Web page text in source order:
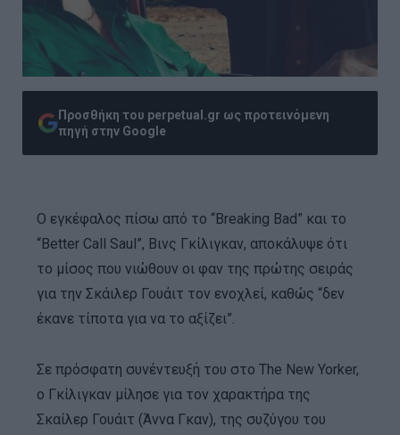
Προσθήκη του perpetual.gr ως προτεινόμενη
πηγή στην Google
Ο εγκέφαλος πίσω από το “Breaking Bad” και το
“Better Call Saul”, Βινς Γκίλιγκαν, αποκάλυψε ότι
το μίσος που νιώθουν οι φαν της πρώτης σειράς
για την Σκάιλερ Γουάιτ τον ενοχλεί, καθώς “δεν
έκανε τίποτα για να το αξίζει”.
Σε πρόσφατη συνέντευξή του στο The New Yorker,
ο Γκίλιγκαν μίλησε για τον χαρακτήρα της
Σκαίλερ Γουάιτ (Άννα Γκαν), της συζύγου του